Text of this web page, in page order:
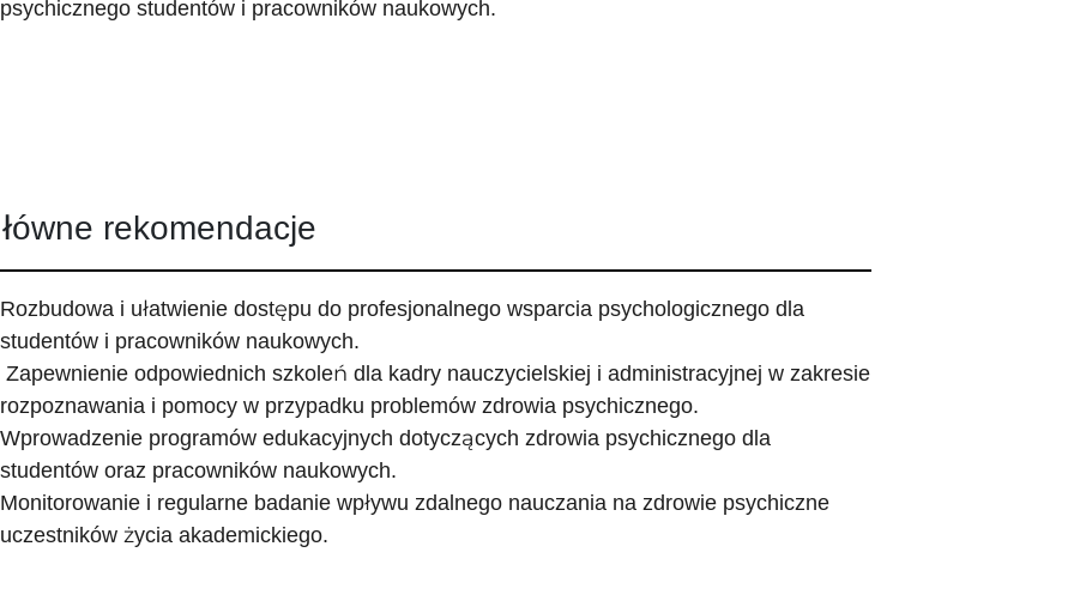
psychicznego studentów i pracowników naukowych.
rekomendacje
Rozbudowa i ułatwienie dostępu do profesjonalnego wsparcia psychologicznego dla
studentów i pracowników naukowych.
Zapewnienie odpowiednich szkoleń dla kadry nauczycielskiej i administracyjnej w zakresie
rozpoznawania i pomocy w przypadku problemów zdrowia psychicznego.
Wprowadzenie programów edukacyjnych dotyczących zdrowia psychicznego dla
studentów oraz pracowników naukowych.
Monitorowanie i regularne badanie wpływu zdalnego nauczania na zdrowie psychiczne
uczestników życia akademickiego.